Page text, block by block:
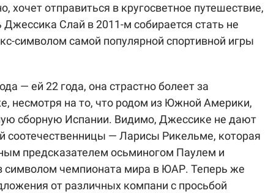
хочет отправиться в кругосветное путешествие,
Джессика Слай в 2011-м собирается стать не
символом самой популярной спортивной игры
— ей 22 года, она страстно болеет за
несмотря на то, что родом из Южной Америки,
сборную Испании. Видимо, Джессике не дают
соотечественницы — Ларисы Рикельме, которая
предсказателем осьминогом Паулем и
символом чемпионата мира в ЮАР. Теперь же
от различных компани с просьбой